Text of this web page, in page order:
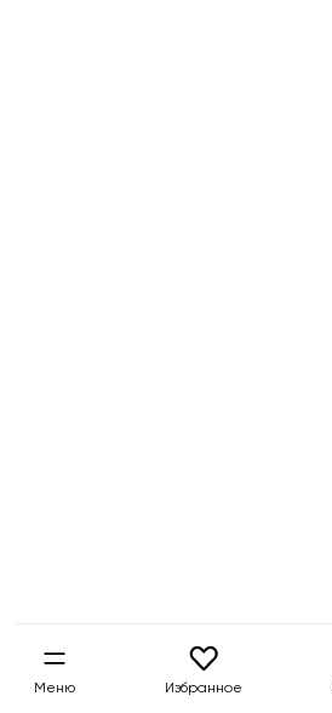
тест-драйв
Меню Избранное